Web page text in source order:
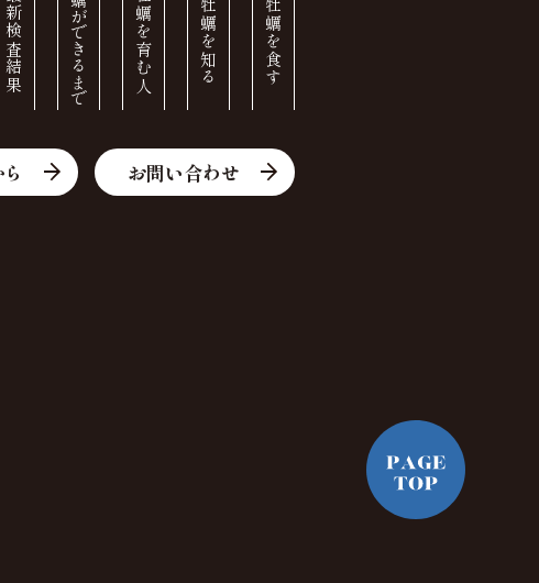
最新検査結果 牡蠣ができるまで 牡蠣を育む人 牡蠣を知る 牡蠣を食す
お問い合わせ